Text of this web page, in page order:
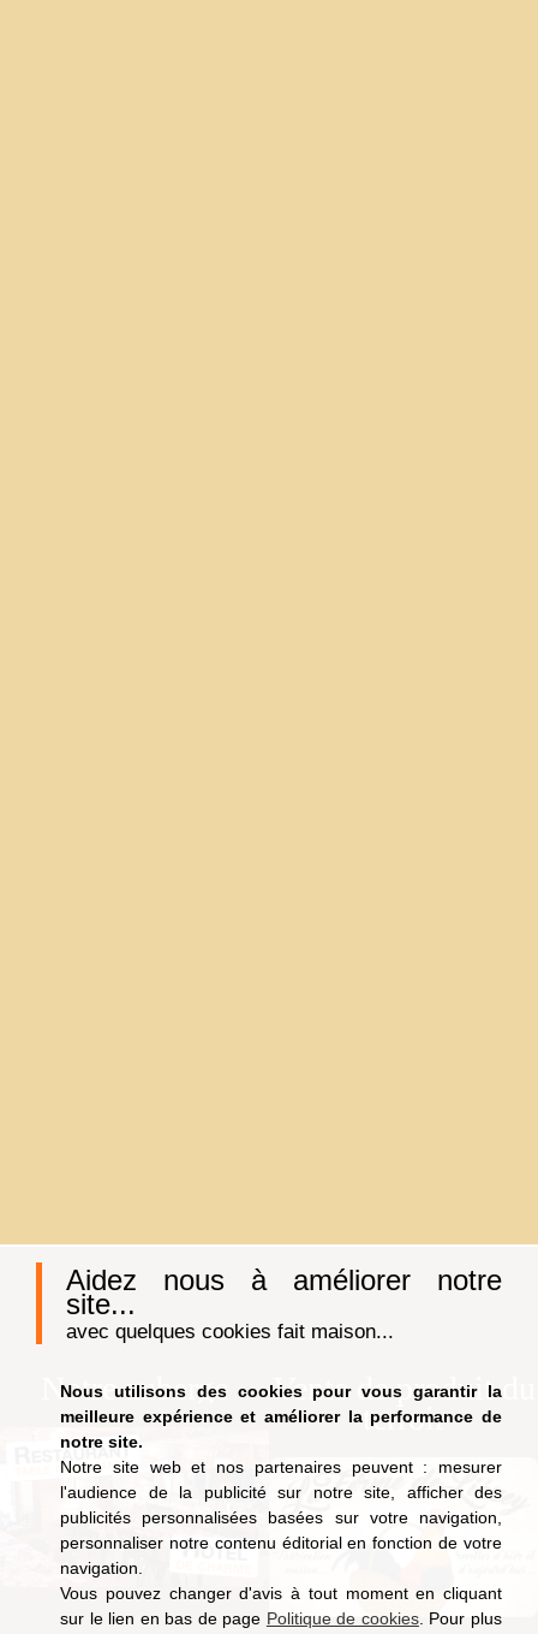
Aidez nous à améliorer notre
site...
avec quelques cookies fait maison...
Nous utilisons des cookies pour vous garantir la
meilleure expérience et améliorer la performance de
notre site.
Notre site web et nos partenaires peuvent : mesurer
l'audience de la publicité sur notre site, afficher des
publicités personnalisées basées sur votre navigation,
personnaliser notre contenu éditorial en fonction de votre
navigation.
Vous pouvez changer d'avis à tout moment en cliquant
sur le lien en bas de page Politique de cookies. Pour plus
Notre auberge
Vente de produit du
terroir